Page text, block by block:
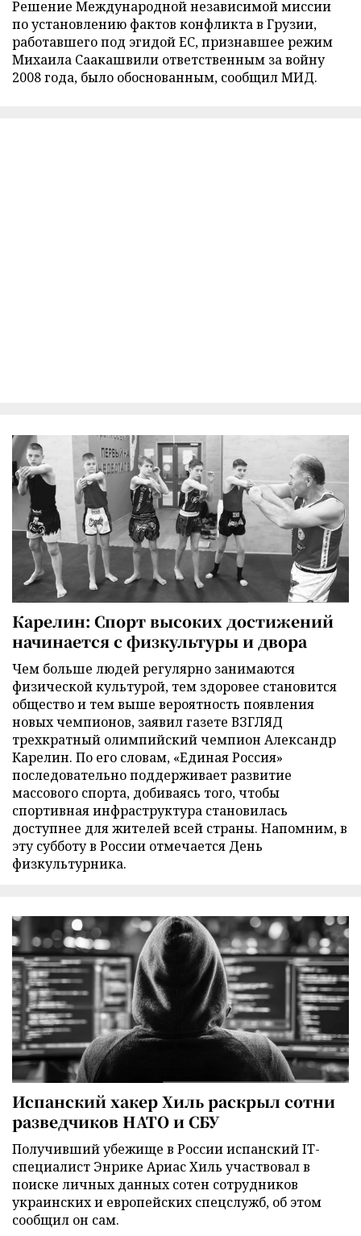
Решение Международной независимой миссии
по установлению фактов конфликта в Грузии,
работавшего под эгидой ЕС, признавшее режим
Михаила Саакашвили ответственным за войну
2008 года, было обоснованным, сообщил МИД.
Карелин: Спорт высоких достижений
начинается с физкультуры и двора
Чем больше людей регулярно занимаются
физической культурой, тем здоровее становится
общество и тем выше вероятность появления
новых чемпионов, заявил газете ВЗГЛЯД
трехкратный олимпийский чемпион Александр
Карелин. По его словам, «Единая Россия»
последовательно поддерживает развитие
массового спорта, добиваясь того, чтобы
спортивная инфраструктура становилась
доступнее для жителей всей страны. Напомним, в
эту субботу в России отмечается День
физкультурника.
Испанский хакер Хиль раскрыл сотни
разведчиков НАТО и СБУ
Получивший убежище в России испанский IT-
специалист Энрике Ариас Хиль участвовал в
поиске личных данных сотен сотрудников
украинских и европейских спецслужб, об этом
сообщил он сам.